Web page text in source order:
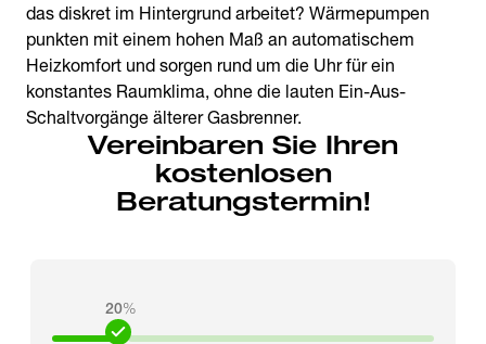
das diskret im Hintergrund arbeitet? Wärmepumpen
punkten mit einem hohen Maß an automatischem
Heizkomfort und sorgen rund um die Uhr für ein
konstantes Raumklima, ohne die lauten Ein-Aus-
Schaltvorgänge älterer Gasbrenner.
Vereinbaren Sie Ihren
kostenlosen
Beratungstermin!
20%